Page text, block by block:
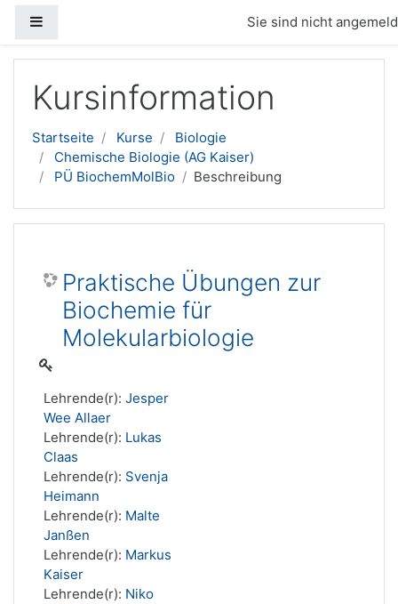
Sie sind nicht
Kursinformation
Startseite Kurse
Biologie
Chemische Biologie (AG Kaiser)
PÜ BiochemMolBio
Beschreibung
Praktische Übungen zur
Biochemie für
Molekularbiologie
Lehrende(r): Jesper
Wee Allaer
Lehrende(r): Lukas
Claas
Lehrende(r): Svenja
Heimann
Lehrende(r): Malte
Janßen
Lehrende(r): Markus
Kaiser
Lehrende(r): Niko